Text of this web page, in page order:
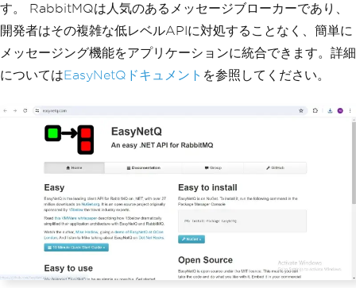
す。 RabbitMQは人気のあるメッセージブローカーであり、
開発者はその複雑な低レベルAPIに対処することなく、簡単に
メッセージング機能をアプリケーションに統合できます。詳細
についてはEasyNetQドキュメント を参照してください。